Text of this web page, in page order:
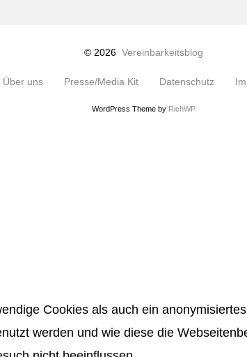
© 2026 Vereinbarkeitsblog
Über uns Presse/Media Kit Datenschutz
WordPress Theme by RichWP
Cookies als auch ein
werden und wie diese die